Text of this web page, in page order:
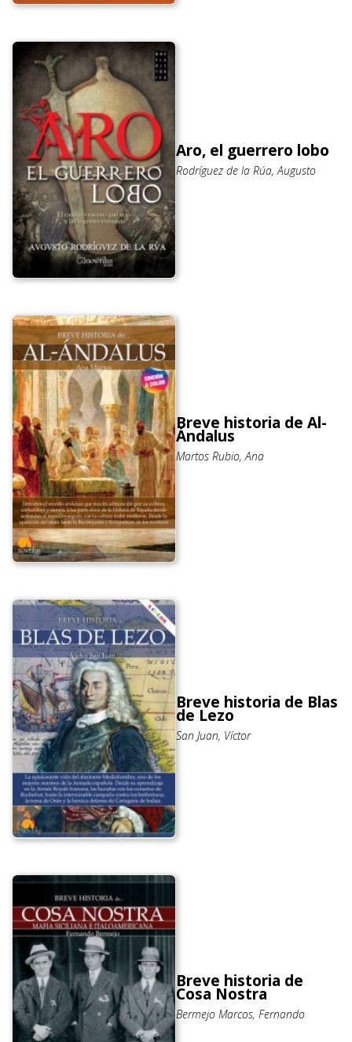
Aro, el guerrero lobo
Rodríguez de la Rúa, Augusto
Breve historia de Al-
Ándalus
Martos Rubio, Ana
Breve historia de Blas
de Lezo
San Juan, Víctor
Breve historia de
Cosa Nostra
Bermejo Marcos, Fernando